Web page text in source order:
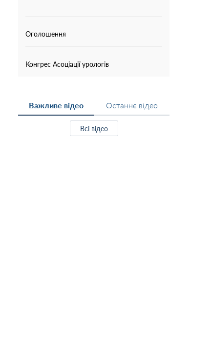
Оголошення
Конгрес Асоціації урологів
Важливе відео Останнє відео
Всі відео